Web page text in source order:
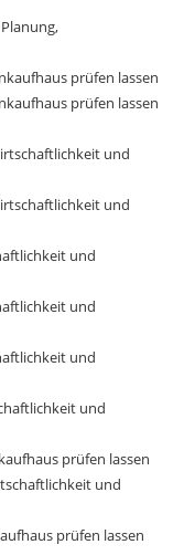
prüfen lassen
prüfen lassen
und
und
und
und
und
und
prüfen lassen
und
prüfen lassen